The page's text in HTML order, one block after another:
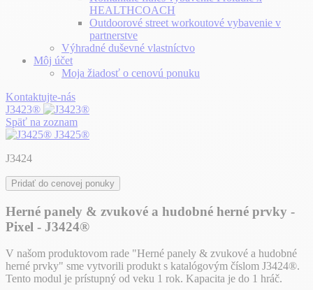
HEALTHCOACH
Outdoorové street workoutové vybavenie v
partnerstve
Výhradné duševné vlastníctvo
Môj účet
Moja žiadosť o cenovú ponuku
Kontaktujte-nás
J3423®
Späť na zoznam
J3425®
J3424
Pridať do cenovej ponuky
Herné panely & zvukové a hudobné herné prvky -
Pixel - J3424®
V našom produktovom rade "Herné panely & zvukové a hudobné
herné prvky" sme vytvorili produkt s katalógovým číslom J3424®.
Tento modul je prístupný od veku 1 rok. Kapacita je do 1 hráč.